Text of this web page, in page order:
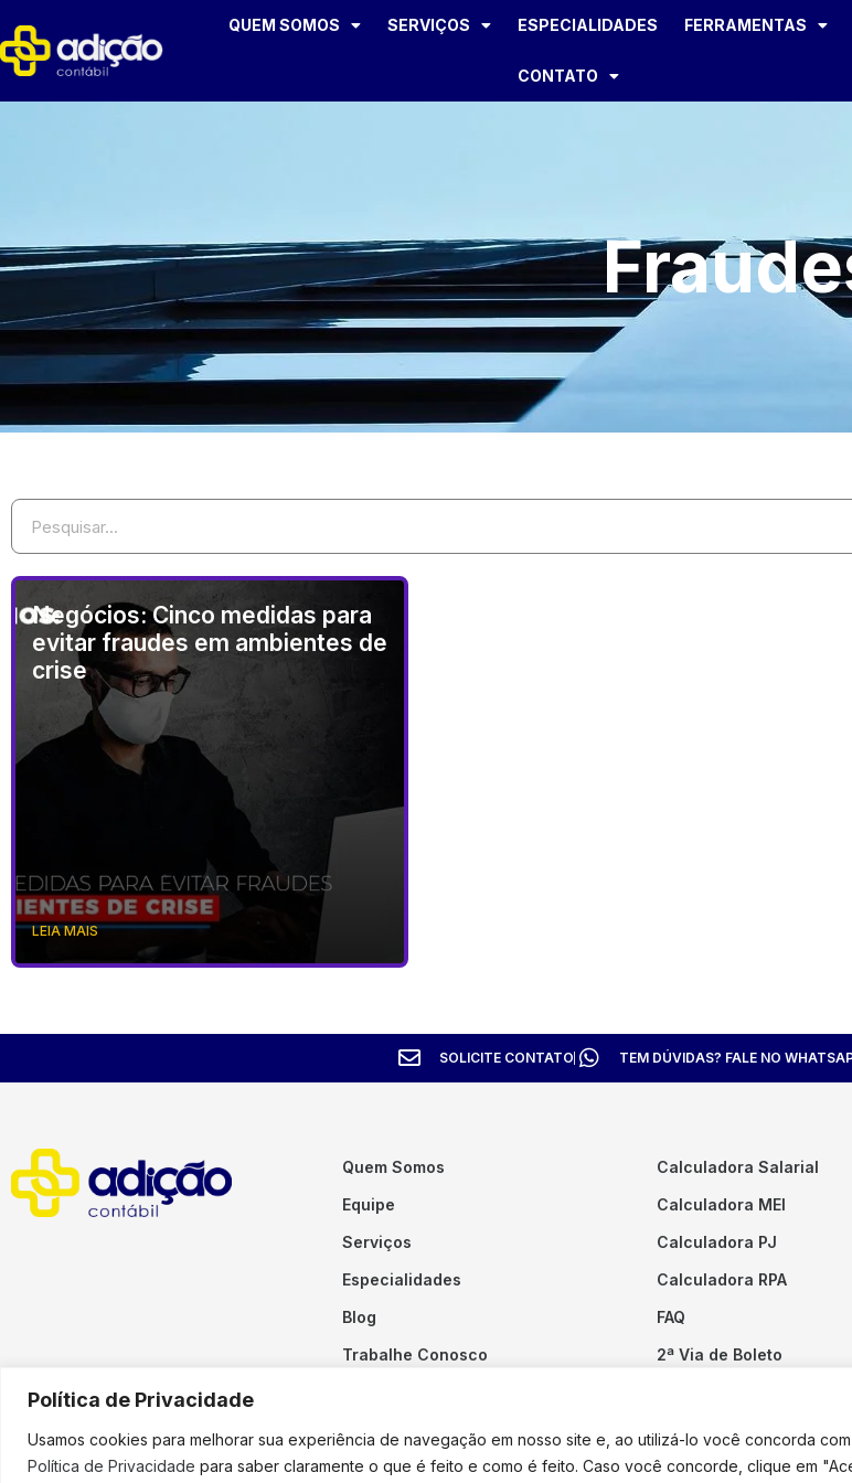
Política de Privacidade
Usamos cookies para melhorar sua experiência de navegação em nosso site e, ao utilizá-lo você concorda
Política de Privacidade para saber claramente o que é feito e como é feito. Caso você concorde, clique em
QUEM SOMOS SERVIÇOS ESPECIALIDADES FERRAMENTAS
CONTATO
Negócios: Cinco medidas para
evitar fraudes em ambientes de
crise
LEIA MAIS
SOLICITE CONTATO TEM DÚVIDAS? FALE NO
Quem Somos
Equipe
Serviços
Especialidades
Blog
Trabalhe Conosco
Calculadora Salarial
Calculadora MEI
Calculadora PJ
Calculadora RPA
FAQ
2ª Via de Boleto